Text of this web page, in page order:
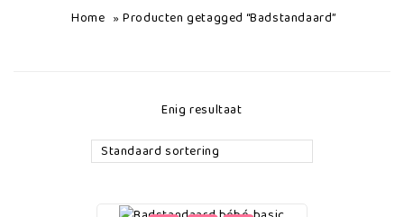
Home »Producten getagged “Badstandaard”
Enig resultaat
Standaard sortering